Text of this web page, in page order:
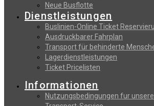
Neue Busflotte
Dienstleistungen
Buslinien-Online Ticket
Αusdruckbarer Fahrplan
Transport für behinderte
Lagerdienstleistungen
Ticket Pricelisten
Informationen
Nutzungsbedingungen fur